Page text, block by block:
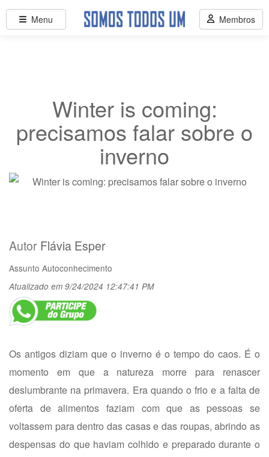
Winter is coming:
precisamos falar sobre o
inverno
Autor Flávia Esper
Assunto Autoconhecimento
Atualizado em 9/24/2024 12:47:41 PM
Os antigos diziam que o inverno é o tempo do caos. É o
momento em que a natureza morre para renascer
deslumbrante na primavera. Era quando o frio e a falta de
oferta de alimentos faziam com que as pessoas se
voltassem para dentro das casas e das roupas, abrindo as
despensas do que haviam colhido e preparado durante o
Menu Membros